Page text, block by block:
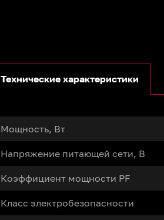
Технические характеристики
Мощность, Вт
Напряжение питающей сети, В
Коэффициент мощности PF
Класс электробезопасности